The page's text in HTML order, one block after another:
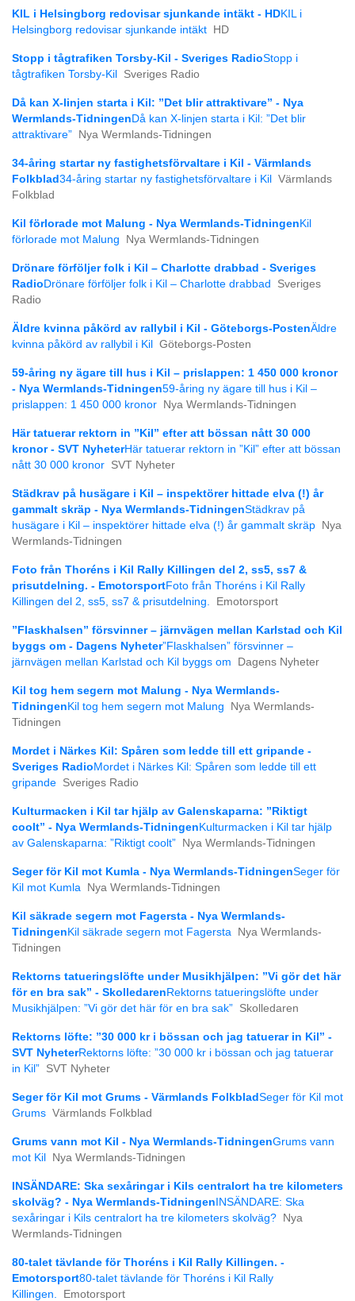
KIL i Helsingborg redovisar sjunkande intäkt - HDKIL i
Helsingborg redovisar sjunkande intäkt
HD
Stopp i tågtrafiken Torsby-Kil - Sveriges RadioStopp i
tågtrafiken Torsby-Kil
Sveriges Radio
Då kan X-linjen starta i Kil: ”Det blir attraktivare” - Nya
Wermlands-Tidningen Då kan X-linjen starta i Kil: ”Det blir
attraktivare”
Nya Wermlands-Tidningen
34-åring startar ny fastighetsförvaltare i Kil - Värmlands
Folkblad 34-åring startar ny fastighetsförvaltare i Kil
Värmlands
Folkblad
Kil förlorade mot Malung - Nya Wermlands-Tidningen Kil
förlorade mot Malung
Nya Wermlands-Tidningen
Drönare förföljer folk i Kil – Charlotte drabbad - Sveriges
Radio Drönare förföljer folk i Kil – Charlotte drabbad
Sveriges
Radio
Äldre kvinna påkörd av rallybil i Kil - Göteborgs-PostenÄldre
kvinna påkörd av rallybil i Kil
Göteborgs-Posten
59-åring ny ägare till hus i Kil – prislappen: 1 450 000 kronor
- Nya Wermlands-Tidningen59-åring ny ägare till hus i Kil –
prislappen: 1 450 000 kronor
Nya Wermlands-Tidningen
Här tatuerar rektorn in ”Kil” efter att bössan nått 30 000
kronor - SVT NyheterHär tatuerar rektorn in ”Kil” efter att bössan
nått 30 000 kronor SVT Nyheter
Städkrav på husägare i Kil – inspektörer hittade elva (!) år
gammalt skräp - Nya Wermlands-TidningenStädkrav på
husägare i Kil – inspektörer hittade elva (!) år gammalt skräp
Nya
Wermlands-Tidningen
Foto från Thoréns i Kil Rally Killingen del 2, ss5, ss7 &
prisutdelning. - EmotorsportFoto från Thoréns i Kil Rally
Killingen del 2, ss5, ss7 & prisutdelning.
Emotorsport
”Flaskhalsen” försvinner – järnvägen mellan Karlstad och Kil
byggs om - Dagens Nyheter”Flaskhalsen” försvinner –
järnvägen mellan Karlstad och Kil byggs om
Dagens Nyheter
Kil tog hem segern mot Malung - Nya Wermlands-
Tidningen Kil tog hem segern mot Malung
Nya Wermlands-
Tidningen
Mordet i Närkes Kil: Spåren som ledde till ett gripande -
Sveriges Radio Mordet i Närkes Kil: Spåren som ledde till ett
gripande Sveriges Radio
Kulturmacken i Kil tar hjälp av Galenskaparna: ”Riktigt
coolt” - Nya Wermlands-Tidningen Kulturmacken i Kil tar hjälp
av Galenskaparna: ”Riktigt coolt”
Nya Wermlands-Tidningen
Seger för Kil mot Kumla - Nya Wermlands-TidningenSeger för
Kil mot Kumla
Nya Wermlands-Tidningen
Kil säkrade segern mot Fagersta - Nya Wermlands-
Tidningen Kil säkrade segern mot Fagersta
Nya Wermlands-
Tidningen
Rektorns tatueringslöfte under Musikhjälpen: ”Vi gör det här
för en bra sak” - Skolledaren Rektorns tatueringslöfte under
Musikhjälpen: ”Vi gör det här för en bra sak” Skolledaren
Rektorns löfte: ”30 000 kr i bössan och jag tatuerar in Kil” -
SVT NyheterRektorns löfte: ”30 000 kr i bössan och jag tatuerar
in Kil” SVT Nyheter
Seger för Kil mot Grums - Värmlands Folkblad Seger för Kil mot
Grums Värmlands Folkblad
Grums vann mot Kil - Nya Wermlands-TidningenGrums vann
mot Kil
Nya Wermlands-Tidningen
INSÄNDARE: Ska sexåringar i Kils centralort ha tre kilometers
skolväg? - Nya Wermlands-Tidningen INSÄNDARE: Ska
sexåringar i Kils centralort ha tre kilometers skolväg?
Nya
Wermlands-Tidningen
80-talet tävlande för Thoréns i Kil Rally Killingen. -
Emotorsport80-talet tävlande för Thoréns i Kil Rally
Killingen.
Emotorsport